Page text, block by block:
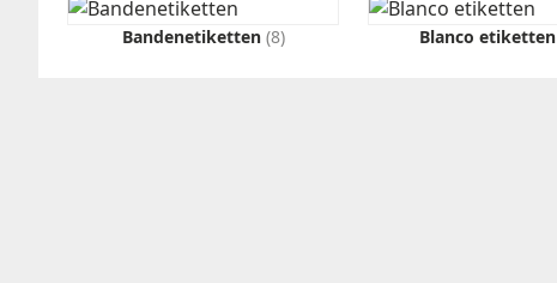
Bandenetiketten (8) Blanco etiketten